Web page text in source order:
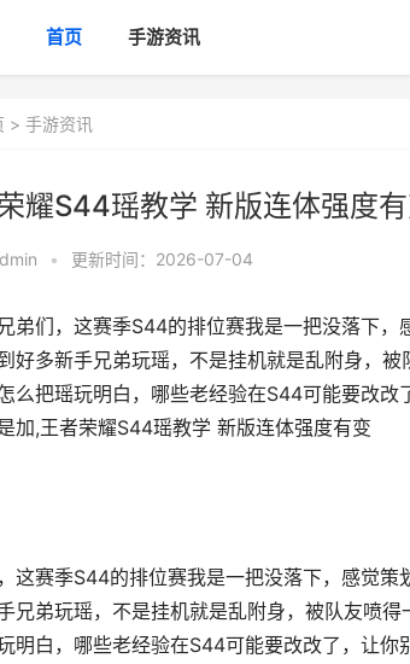
首页 手游资讯
> 手游资讯
耀S44瑶教学 新版连体强度
• 更新时间：2026-07-04
弟们，这赛季S44的排位赛我是一把没落下
好多新手兄弟玩瑶，不是挂机就是乱附身，
么把瑶玩明白，哪些老经验在S44可能要改改
加,王者荣耀S44瑶教学 新版连体强度有变
这赛季S44的排位赛我是一把没落下，感觉
兄弟玩瑶，不是挂机就是乱附身，被队友喷
明白，哪些老经验在S44可能要改改了，让你